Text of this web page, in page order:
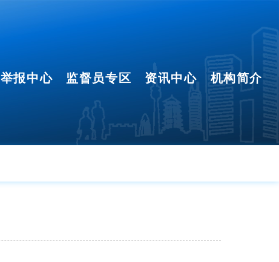
举报中心 监督员专区 资讯中心 机构简介